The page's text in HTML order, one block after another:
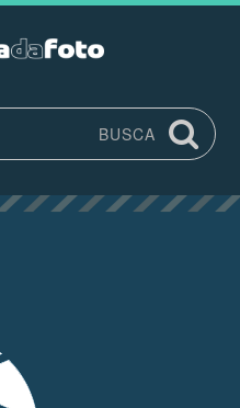
BUSCA